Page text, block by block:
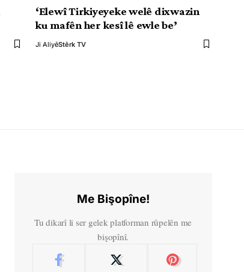
‘Elewî Tirkiyeyeke welê dixwazin
ku mafên her kesî lê ewle be’
Ji AliyêStêrk TV
Me Bişopîne!
Tu dikarî li ser gelek platforman rûpelên me
bişopînî.